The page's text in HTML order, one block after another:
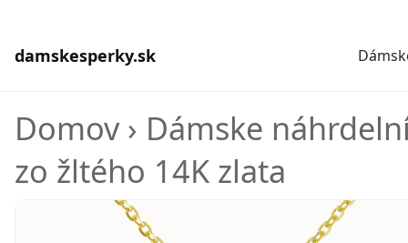
damskesperky.sk
Domov› Dámske
zo žltého 14K zlata